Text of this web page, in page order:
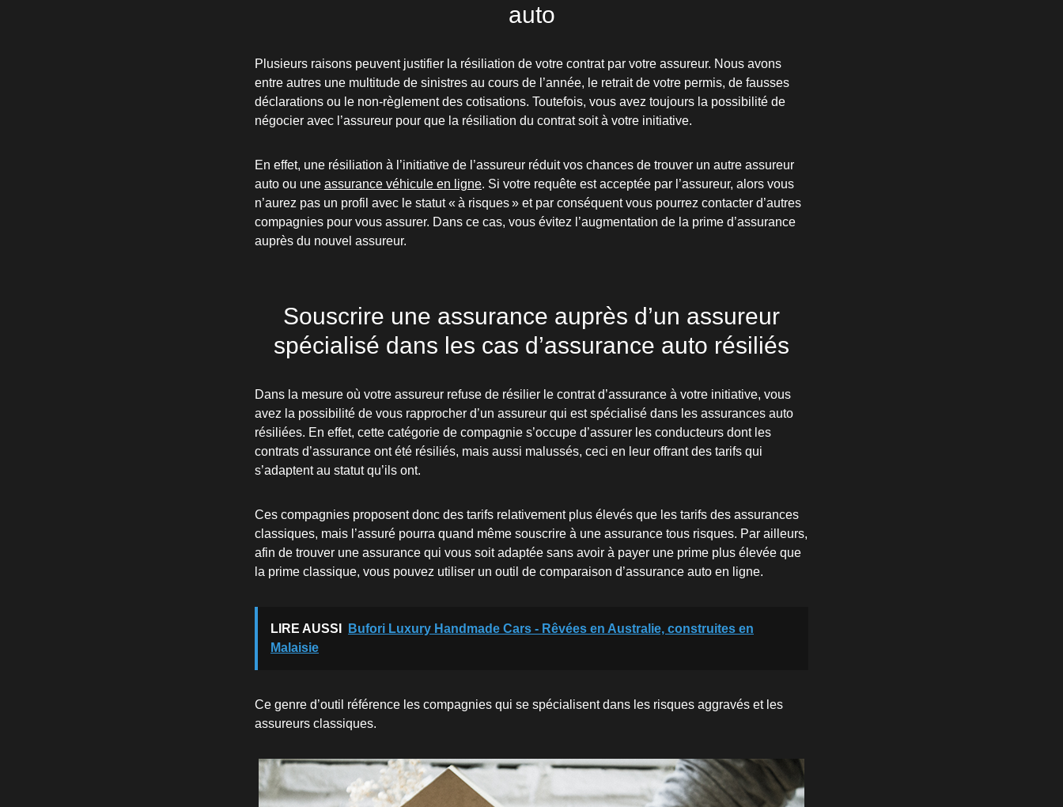
auto
Plusieurs raisons peuvent justifier la résiliation de votre contrat par votre assureur. Nous avons
entre autres une multitude de sinistres au cours de l’année, le retrait de votre permis, de fausses
déclarations ou le non-règlement des cotisations. Toutefois, vous avez toujours la possibilité de
négocier avec l’assureur pour que la résiliation du contrat soit à votre initiative.
En effet, une résiliation à l’initiative de l’assureur réduit vos chances de trouver un autre assureur
auto ou une assurance véhicule en ligne. Si votre requête est acceptée par l’assureur, alors vous
n’aurez pas un profil avec le statut « à risques » et par conséquent vous pourrez contacter d’autres
compagnies pour vous assurer. Dans ce cas, vous évitez l’augmentation de la prime d’assurance
auprès du nouvel assureur.
Souscrire une assurance auprès d’un assureur
spécialisé dans les cas d’assurance auto résiliés
Dans la mesure où votre assureur refuse de résilier le contrat d’assurance à votre initiative, vous
avez la possibilité de vous rapprocher d’un assureur qui est spécialisé dans les assurances auto
résiliées. En effet, cette catégorie de compagnie s’occupe d’assurer les conducteurs dont les
contrats d’assurance ont été résiliés, mais aussi malussés, ceci en leur offrant des tarifs qui
s’adaptent au statut qu’ils ont.
Ces compagnies proposent donc des tarifs relativement plus élevés que les tarifs des assurances
classiques, mais l’assuré pourra quand même souscrire à une assurance tous risques. Par ailleurs,
afin de trouver une assurance qui vous soit adaptée sans avoir à payer une prime plus élevée que
la prime classique, vous pouvez utiliser un outil de comparaison d’assurance auto en ligne.
LIRE AUSSI
Bufori Luxury Handmade Cars - Rêvées en Australie, construites en
Malaisie
Ce genre d’outil référence les compagnies qui se spécialisent dans les risques aggravés et les
assureurs classiques.